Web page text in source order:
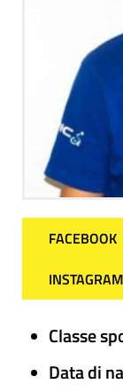
FACEBOOK
INSTAGRAM
Classe
Data di